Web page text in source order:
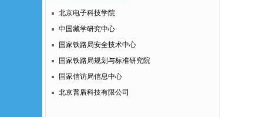
北京电子科技学院
中国藏学研究中心
国家铁路局安全技术中心
国家铁路局规划与标准研究院
国家信访局信息中心
北京普盾科技有限公司